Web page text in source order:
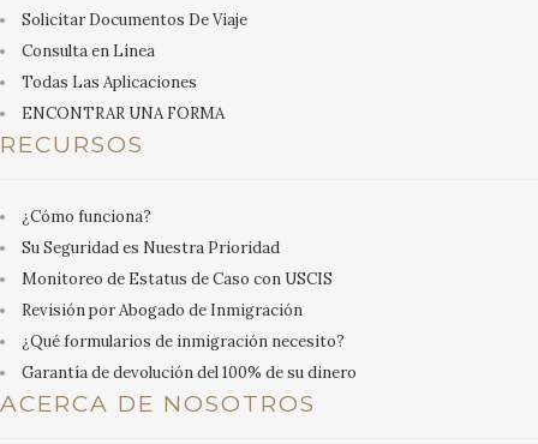
Solicitar Documentos De Viaje
Consulta en Línea
Todas Las Aplicaciones
ENCONTRAR UNA FORMA
RECURSOS
¿Cómo funciona?
Su Seguridad es Nuestra Prioridad
Monitoreo de Estatus de Caso con USCIS
Revisión por Abogado de Inmigración
¿Qué formularios de inmigración necesito?
Garantía de devolución del 100% de su dinero
ACERCA DE NOSOTROS